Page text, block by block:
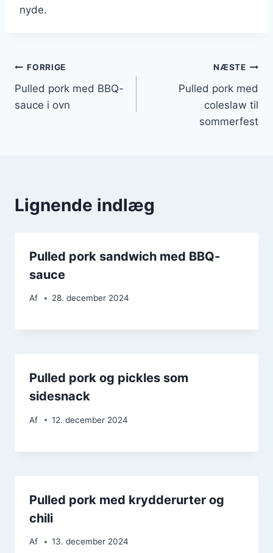
nyde.
Indlægsnavigation
FORRIGE
Pulled pork med BBQ-
sauce i ovn
NÆSTE
Pulled pork med
coleslaw til
sommerfest
Lignende indlæg
Pulled pork sandwich med BBQ-
sauce
Af 28. december 2024
Pulled pork og pickles som
sidesnack
Af 12. december 2024
Pulled pork med krydderurter og
chili
Af 13. december 2024